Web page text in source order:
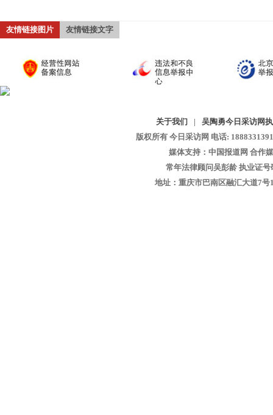
友情链接图片 友情链接文字
关于我们 |
吴陶勇今日采访网
版权所有 今日采访网 电话:
媒体支持：中国报道网 合作
常年法律顾问吴彭龄 执业证
地址：重庆市巴南区融汇大道7号